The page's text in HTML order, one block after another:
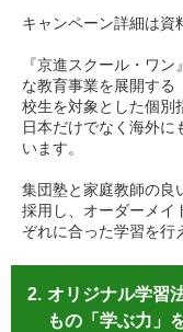
キャンペーン詳細は資
『京進スクール・ワ
な教育事業を展開する
校生を対象とした個別
日本だけでなく海外に
います。
集団塾と家庭教師の良
採用し、オーダーメイ
ぞれに合った学習を行
2. オリジナル学習
もの「学ぶ力」